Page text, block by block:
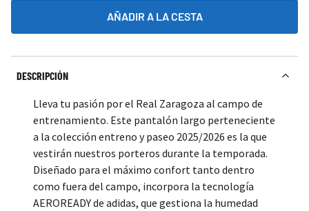
AÑADIR A LA CESTA
DESCRIPCIÓN
Lleva tu pasión por el Real Zaragoza al campo de
entrenamiento. Este pantalón largo perteneciente
a la colección entreno y paseo 2025/2026 es la que
vestirán nuestros porteros durante la temporada.
Diseñado para el máximo confort tanto dentro
como fuera del campo, incorpora la tecnología
AEROREADY de adidas, que gestiona la humedad